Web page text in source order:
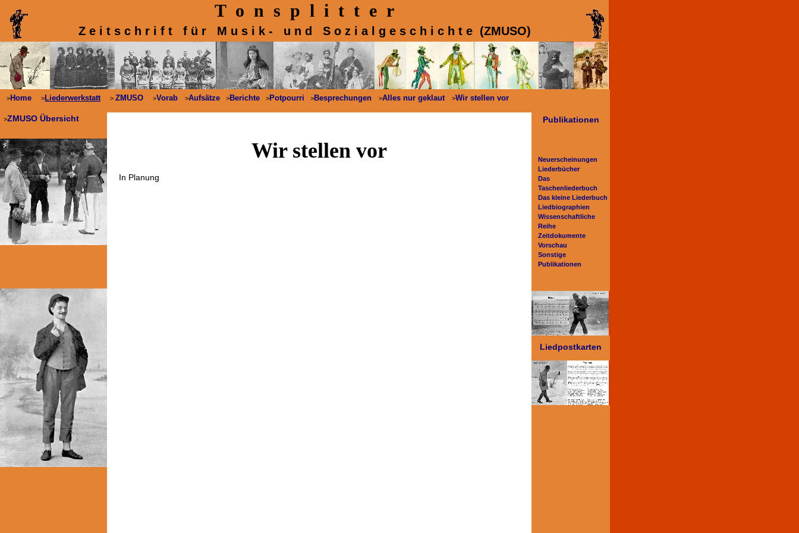
T o n s p l i t t e r
Z e i t s c h r i f t f ü r M u s i k - u n d S o z i a l g e s c h i c h t e (ZMUSO)
>ZMUSO Übersicht
Wir stellen vor
In Planung
Publikationen
Neuerscheinungen
Liederbücher
Das
Taschenliederbuch
Das kleine Liederbuch
Liedbiographien
Wissenschaftliche
Reihe
Zeitdokumente
Vorschau
Sonstige
Publikationen
Liedpostkarten
>Home >Liederwerkstatt > ZMUSO >Vorab >Aufsätze >Berichte >Potpourri >Besprechungen >Alles nur geklaut >Wir stellen vor